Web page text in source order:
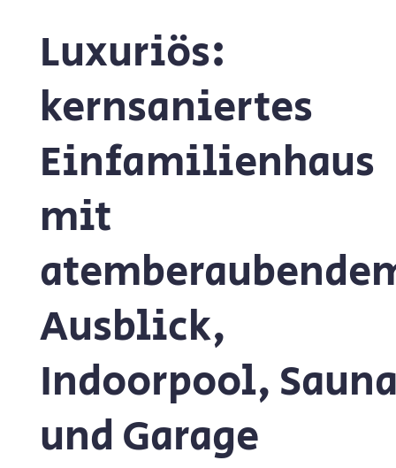
Luxuriös:
kernsaniertes
Einfamilienhaus
mit
Ausblick,
Indoorpool,
und Garage